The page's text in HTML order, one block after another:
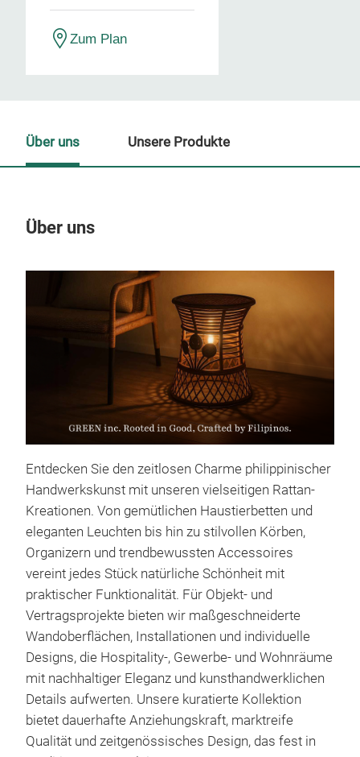
Zum Plan
Über uns
Entdecken Sie den zeitlosen Charme philippinischer
Handwerkskunst mit unseren vielseitigen Rattan-
Kreationen. Von gemütlichen Haustierbetten und
eleganten Leuchten bis hin zu stilvollen Körben,
Organizern und trendbewussten Accessoires
vereint jedes Stück natürliche Schönheit mit
praktischer Funktionalität. Für Objekt- und
Vertragsprojekte bieten wir maßgeschneiderte
Wandoberflächen, Installationen und individuelle
Designs, die Hospitality-, Gewerbe- und Wohnräume
mit nachhaltiger Eleganz und kunsthandwerklichen
Details aufwerten. Unsere kuratierte Kollektion
bietet dauerhafte Anziehungskraft, marktreife
Qualität und zeitgenössisches Design, das fest in
Über uns Unsere Produkte